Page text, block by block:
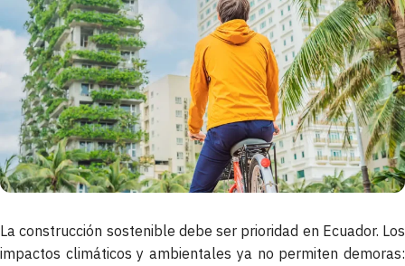
La construcción sostenible debe ser prioridad en Ecuador. Los
impactos climáticos y ambientales ya no permiten demoras: